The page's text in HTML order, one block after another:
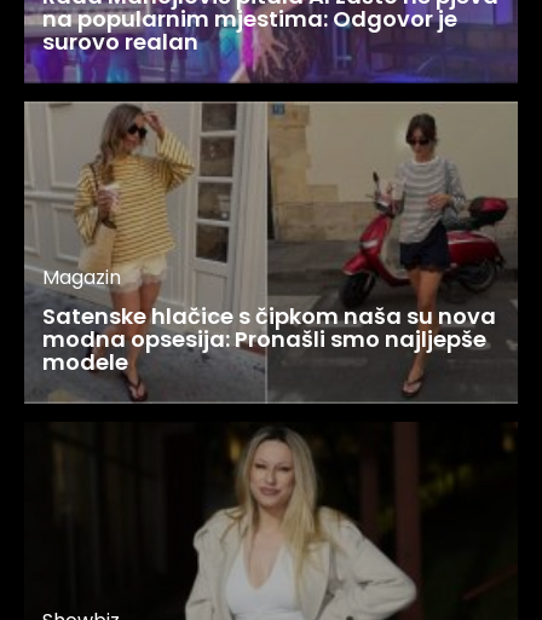
na popularnim mjestima: Odgovor je
surovo realan
Magazin
Satenske hlačice s čipkom naša su nova
modna opsesija: Pronašli smo najljepše
modele